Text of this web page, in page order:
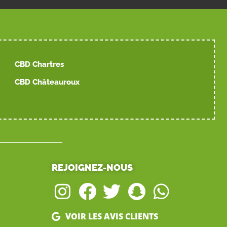
CBD Chartres
CBD Châteauroux
REJOIGNEZ-NOUS
VOIR LES AVIS CLIENTS